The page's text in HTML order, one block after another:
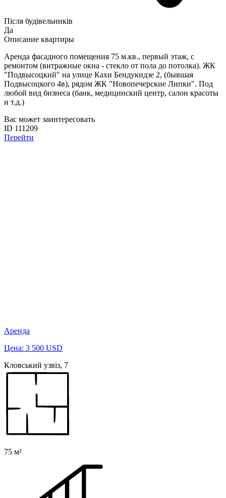
Після будівельників
Да
Описание квартиры
Аренда фасадного помещения 75 м.кв., первый этаж, с
ремонтом (витражные окна - стекло от пола до потолка). ЖК
"Подвысоцкий" на улице Кахи Бендукидзе 2, (бывшая
Подвысоцкого 4в), рядом ЖК "Новопечерские Липки". Под
любой вид бизнеса (банк, медицинский центр, салон красоты
и т.д.)
Вас может заинтересовать
ID 111209
Перейти
Аренда
Цена: 3 500 USD
Кловський узвіз, 7
75 м²